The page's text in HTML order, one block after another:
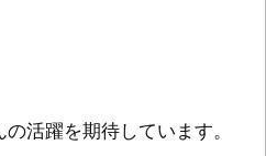
活躍を期待しています。